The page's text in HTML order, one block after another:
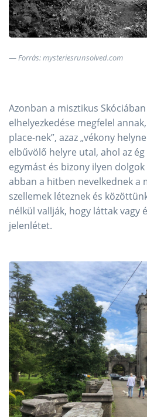
Forrás: mysteriesrunsolved.com
Azonban a misztikus
elhelyezkedése megfelel
place-nek”, azaz „vékony
elbűvölő helyre utal, ahol az
egymást és bizony ilyen
abban a hitben nevelkednek a
szellemek léteznek és
nélkül vallják, hogy láttak vagy
jelenlétet.